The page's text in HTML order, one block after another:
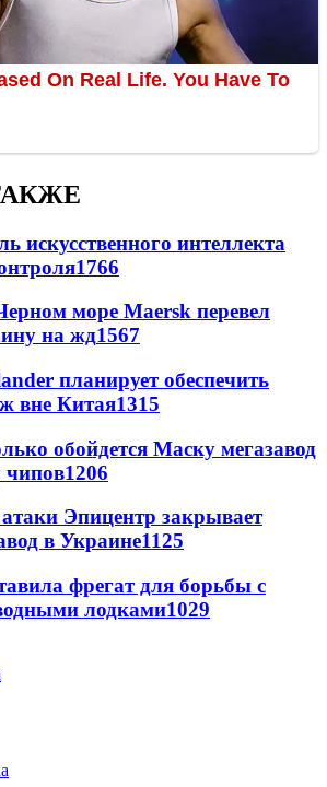
искусственного интеллекта
1766
море Maersk перевел
на жд1567
планирует обеспечить
вне Китая1315
обойдется Маску мегазавод
чипов1206
Эпицентр закрывает
в Украине1125
фрегат для борьбы с
лодками1029